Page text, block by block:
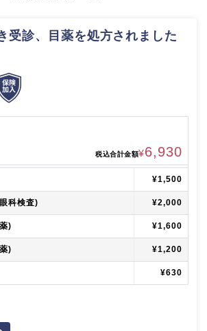
受診、目薬を処方されました
税込合計金額¥6,930
¥1,500
科検査) ¥2,000
) ¥1,600
) ¥1,200
¥630